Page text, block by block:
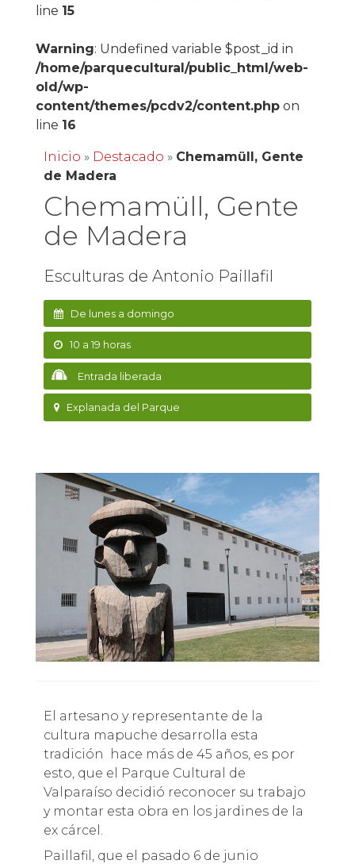
line 15
Warning: Undefined variable $post_id in
/home/parquecultural/public_html/web-
old/wp-
content/themes/pcdv2/content.phpon
line 16
Inicio » Destacado » Chemamüll, Gente
de Madera
Chemamüll, Gente
de Madera
Esculturas de Antonio Paillafil
De lunes a domingo
10 a 19 horas
Entrada liberada
Explanada del Parque
El artesano y representante de la
cultura mapuche desarrolla esta
tradición hace más de 45 años, es por
esto, que el Parque Cultural de
Valparaíso decidió reconocer su trabajo
y montar esta obra en los jardines de la
ex cárcel.
Paillafil, que el pasado 6 de junio